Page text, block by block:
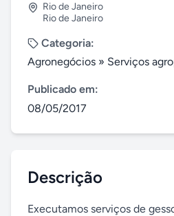
Rio de Janeiro
Rio de Janeiro
Categoria:
Agronegócios » Serviços
Publicado em:
08/05/2017
Descrição
Executamos serviços de